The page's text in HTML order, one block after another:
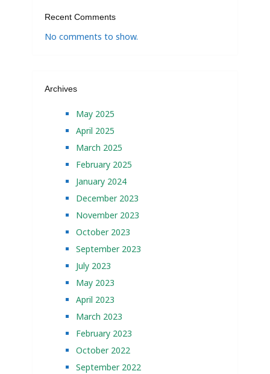
Recent Comments
No comments to show.
Archives
May 2025
April 2025
March 2025
February 2025
January 2024
December 2023
November 2023
October 2023
September 2023
July 2023
May 2023
April 2023
March 2023
February 2023
October 2022
September 2022